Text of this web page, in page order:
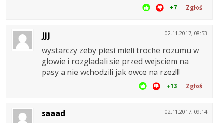
+7 Zgłoś
02.11.2017, 08:53
jjj
wystarczy zeby piesi mieli troche rozumu w
glowie i rozgladali sie przed wejsciem na
pasy a nie wchodzili jak owce na rzez!!!
+13 Zgłoś
02.11.2017, 09:14
saaad